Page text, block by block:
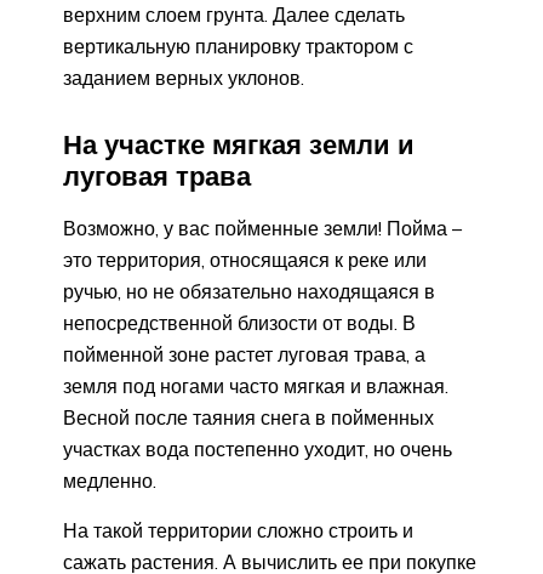
верхним слоем грунта. Далее сделать
вертикальную планировку трактором с
заданием верных уклонов.
На участке мягкая земли и
луговая трава
Возможно, у вас пойменные земли! Пойма –
это территория, относящаяся к реке или
ручью, но не обязательно находящаяся в
непосредственной близости от воды. В
пойменной зоне растет луговая трава, а
земля под ногами часто мягкая и влажная.
Весной после таяния снега в пойменных
участках вода постепенно уходит, но очень
медленно.
На такой территории сложно строить и
сажать растения. А вычислить ее при покупке